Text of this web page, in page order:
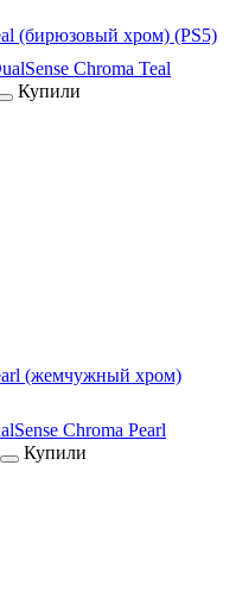
(бирюзовый хром) (PS5)
Chroma Teal
Купили
(жемчужный хром)
Chroma Pearl
Купили